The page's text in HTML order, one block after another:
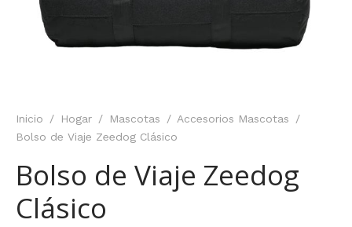
Inicio / Hogar / Mascotas / Accesorios Mascotas
/
Bolso de Viaje Zeedog Clásico
Bolso de Viaje Zeedog
Clásico